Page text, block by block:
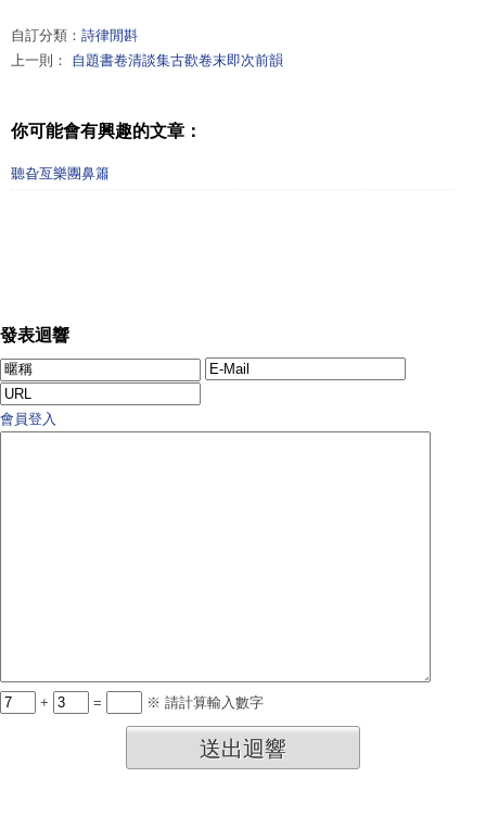
自訂分類： 詩律閒斟
上一則： 自題書卷清談集古歡卷末即次前韻
你可能會有興趣的文章：
聽旮亙樂團鼻簫
發表迴響
會員登入
+ = ※ 請計算輸入數字
送出迴響